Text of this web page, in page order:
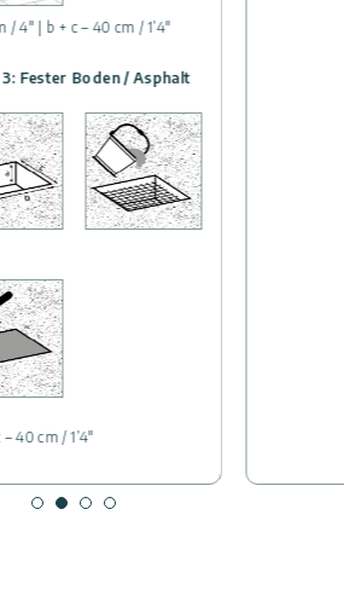
/ 4″ | b + c – 40 cm / 1’4″
Fester Boden / Asphalt
40 cm / 1’4″